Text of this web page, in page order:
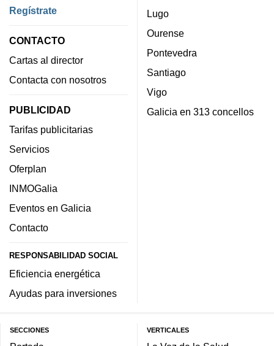
Regístrate
CONTACTO
Cartas al director
Contacta con nosotros
PUBLICIDAD
Tarifas publicitarias
Servicios
Oferplan
INMOGalia
Eventos en Galicia
Contacto
RESPONSABILIDAD SOCIAL
Eficiencia energética
Ayudas para inversiones
Lugo
Ourense
Pontevedra
Santiago
Vigo
Galicia en 313 concellos
SECCIONES VERTICALES